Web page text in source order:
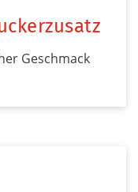
Geschmack